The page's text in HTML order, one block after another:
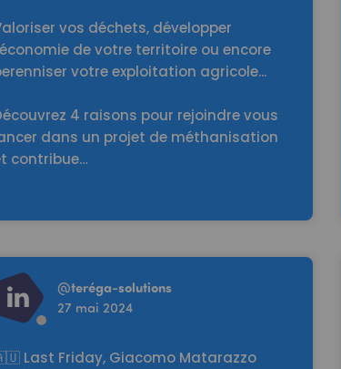
vos déchets, développer
de votre territoire ou encore
votre exploitation agricole...
4 raisons pour rejoindre vous
dans un projet de méthanisation
contribue…
more
@teréga-solutions
27 mai 2024
Last Friday, Giacomo Matarazzo